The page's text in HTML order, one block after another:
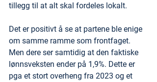
tillegg til at alt skal fordeles lokalt.
Det er positivt å se at partene ble enige
om samme ramme som frontfaget.
Men dere ser samtidig at den faktiske
lønnsveksten ender på 1,9%. Dette er
pga et stort overheng fra 2023 og et